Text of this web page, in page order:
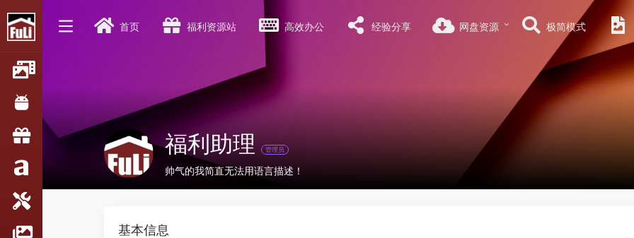
首页 福利资源站 高效办公 经验分享 网盘资源 极简模式
福利助理 管理员
帅气的我简直无法用语言描述！
基本信息